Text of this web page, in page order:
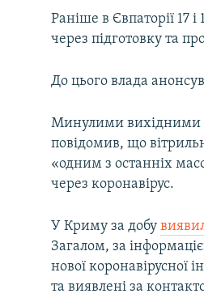
Раніше в Євпаторії 17
через підготовку та
До цього влада
Минулими вихідними
повідомив, що
«одним з останніх
через коронавірус.
У Криму за добу
Загалом, за
нової коронавірусної
та виявлені за